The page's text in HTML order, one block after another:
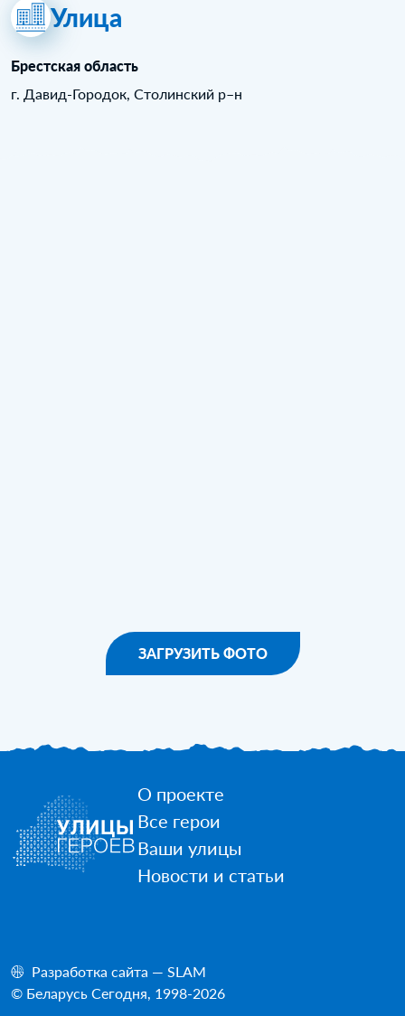
Улица
Брестская область
г. Давид-Городок, Столинский р–н
ЗАГРУЗИТЬ ФОТО
О проекте
Все герои
Ваши улицы
Новости и статьи
Разработка сайта — SLAM
© Беларусь Сегодня, 1998-2026